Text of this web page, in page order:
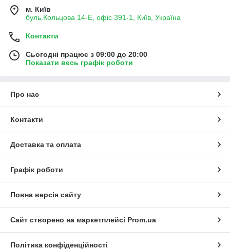
м. Київ
буль.Кольцова 14-Е, офіс 391-1, Київ, Україна
Контакти
Сьогодні працює з 09:00 до 20:00
Показати весь графік роботи
Про нас
Контакти
Доставка та оплата
Графік роботи
Повна версія сайту
Сайт створено на маркетплейсі Prom.ua
Політика конфіденційності